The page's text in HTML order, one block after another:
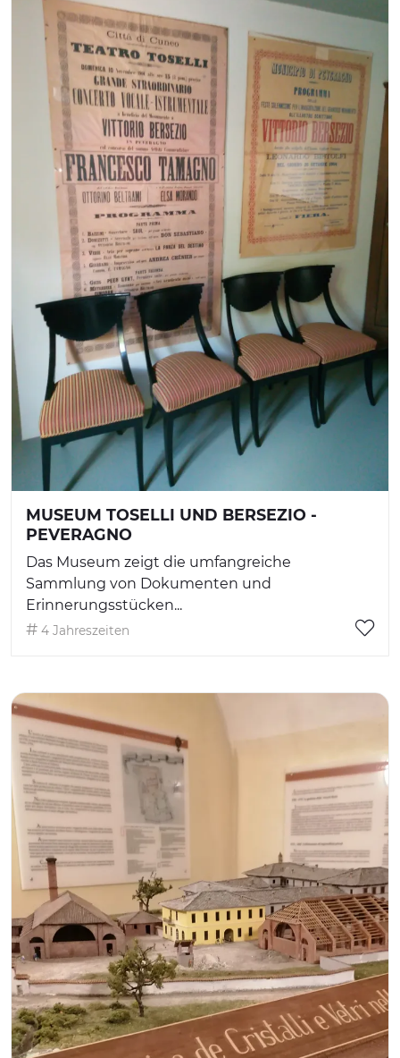
MUSEUM TOSELLI UND BERSEZIO -
PEVERAGNO
Das Museum zeigt die umfangreiche
Sammlung von Dokumenten und
Erinnerungsstücken...
4 Jahreszeiten